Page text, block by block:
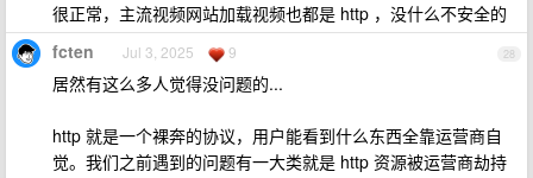
很正常，主流视频网站加载视频也都是 http ，没什么不安全的
28
fcten Jul 3, 2025 9
居然有这么多人觉得没问题的...
http 就是一个裸奔的协议，用户能看到什么东西全靠运营商自
觉。我们之前遇到的问题有一大类就是 http 资源被运营商劫持